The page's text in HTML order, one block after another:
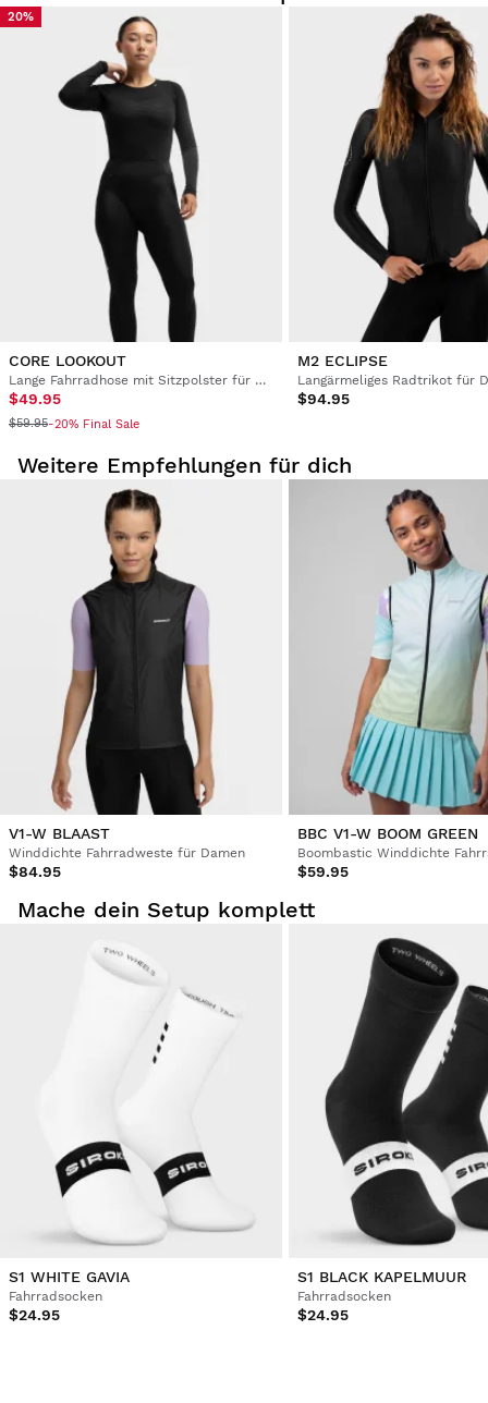
Probiere unsere Produkte bequem zu Hause an. Ab Erhalt
der Ware hast du 30 Tage Zeit, die Bestellung
zurückzusenden.
Über dein Benutzerkonto kannst du bestellte Produkte
schnell und einfach zurückgeben.
Erstattung auf das ursprüngliche Zahlungsmittel $9.95
20%
CORE LOOKOUT
Lange Fahrradhose mit Sitzpolster für Damen
$49.95
$59.95-20% Final Sale
M2 ECLIPSE
Langärmeliges Radtrikot für
$94.95
Weitere Empfehlungen für dich
V1-W BLAAST
Winddichte Fahrradweste für Damen
$84.95
BBC V1-W BOOM GREEN
Boombastic Winddichte
$59.95
Mache dein Setup komplett
S1 WHITE GAVIA
Fahrradsocken
$24.95
S1 BLACK KAPELMUUR
Fahrradsocken
$24.95